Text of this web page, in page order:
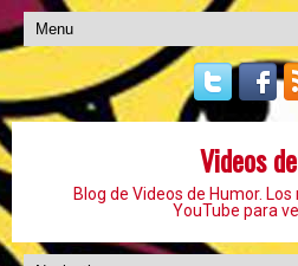
Videos
Blog de Videos de Humor.
YouTube para